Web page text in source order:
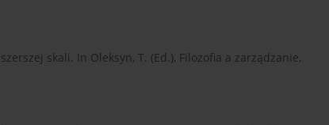
skali. In Oleksyn, T. (Ed.), Filozofia a zarządzanie,